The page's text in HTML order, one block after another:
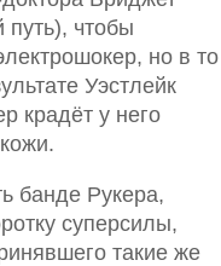
путь), чтобы
но в то
Уэстлейк
крадёт у него
банде Рукера,
суперсилы,
такие же